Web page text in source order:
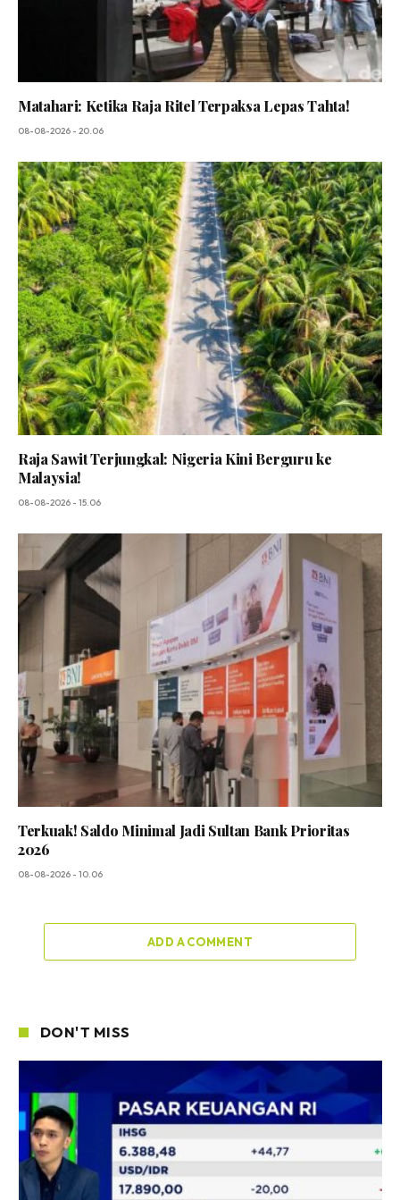
Matahari: Ketika Raja Ritel Terpaksa Lepas Tahta!
08-08-2026 - 20.06
Raja Sawit Terjungkal: Nigeria Kini Berguru ke
Malaysia!
08-08-2026 - 15.06
Terkuak! Saldo Minimal Jadi Sultan Bank Prioritas
2026
08-08-2026 - 10.06
ADD A COMMENT
DON'T MISS